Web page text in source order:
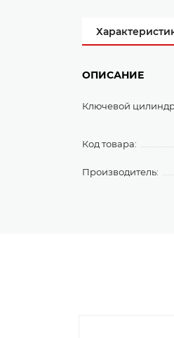
ОПИСАНИЕ
Ключевой цилиндр
Код товара:
Производитель: